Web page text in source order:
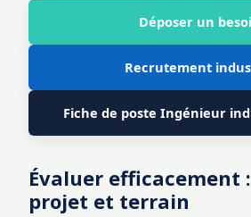
Déposer un
Recrutement
Fiche de poste Ingénieur
Évaluer efficacement
projet et terrain